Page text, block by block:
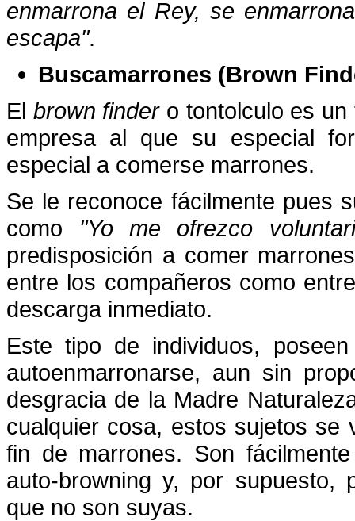
enmarrona el Rey, se
escapa".
Buscamarrones (Brown
El brown findero tontolculo es un
empresa al que su especial
especial a comerse marrones.
Se le reconoce fácilmente pues
como "Yo me ofrezco
predisposición a comer
entre los compañeros como
descarga inmediato.
Este tipo de individuos,
autoenmarronarse, aun sin
desgracia de la Madre
cualquier cosa, estos sujetos se
fin de marrones. Son
auto-browning y, por supuesto,
que no son suyas.